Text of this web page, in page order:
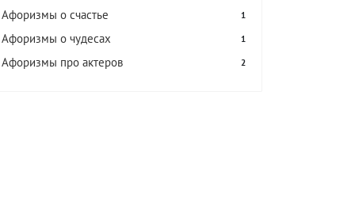
Афоризмы о счастье 1
Афоризмы о чудесах 1
Афоризмы про актеров 2